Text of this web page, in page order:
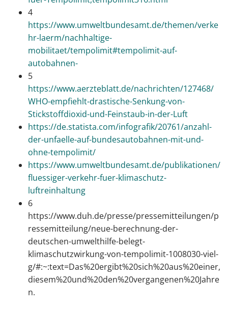
4
https://www.umweltbundesamt.de/themen/verke
hr-laerm/nachhaltige-
mobilitaet/tempolimit#tempolimit-auf-
autobahnen-
5
https://www.aerzteblatt.de/nachrichten/127468/
WHO-empfiehlt-drastische-Senkung-von-
Stickstoffdioxid-und-Feinstaub-in-der-Luft
https://de.statista.com/infografik/20761/anzahl-
der-unfaelle-auf-bundesautobahnen-mit-und-
ohne-tempolimit/
https://www.umweltbundesamt.de/publikationen/
fluessiger-verkehr-fuer-klimaschutz-
luftreinhaltung
6
https://www.duh.de/presse/pressemitteilungen/p
ressemitteilung/neue-berechnung-der-
deutschen-umwelthilfe-belegt-
klimaschutzwirkung-von-tempolimit-1008030-viel-
g/#:~:text=Das%20ergibt%20sich%20aus%20einer,
diesem%20und%20den%20vergangenen%20Jahre
n.